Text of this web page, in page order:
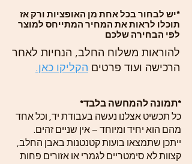
*יש לבחור בכל אחת מן האופציות ורק אז
תוכלו לראות את המחיר המתייחס למוצר
לפי הבחירה שלכם
להוראות משלוח החלב, הנחיות לאחר
הרכישה ועוד פרטים הקליקו כאן.
*תמונה להמחשה בלבד*
כל תכשיט אצלנו נעשה בעבודת יד, וכל אחד
מהם הוא יחיד ומיוחד – אין שניים זהים.
ייתכן שתמצאו בועות קטנטנות באבן החלב,
קצוות לא סימטריים לגמרי או אזורים פחות